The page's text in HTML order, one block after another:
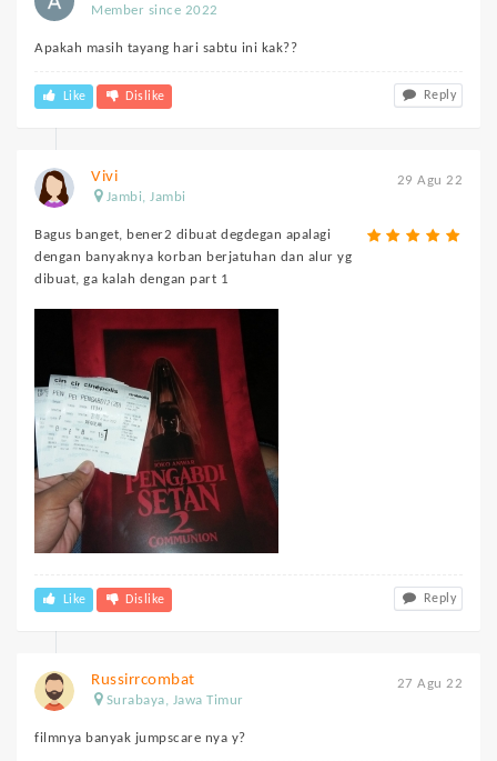
Member since 2022
Apakah masih tayang hari sabtu ini kak??
Like Dislike Reply
29 Agu 22
Vivi
Jambi, Jambi
Bagus banget, bener2 dibuat degdegan apalagi
dengan banyaknya korban berjatuhan dan alur yg
dibuat, ga kalah dengan part 1
Like Dislike Reply
27 Agu 22
Russirrcombat
Surabaya, Jawa Timur
filmnya banyak jumpscare nya y?